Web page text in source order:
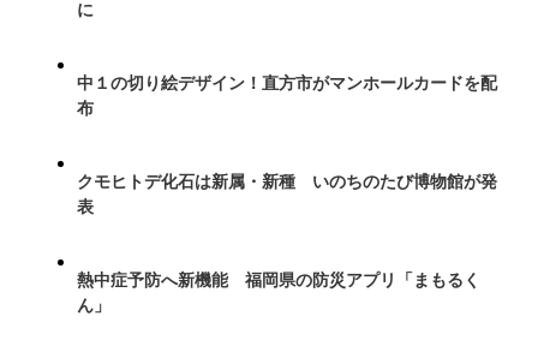
に
中１の切り絵デザイン！直方市がマンホールカードを配
布
クモヒトデ化石は新属・新種 いのちのたび博物館が発
表
熱中症予防へ新機能 福岡県の防災アプリ「まもるく
ん」